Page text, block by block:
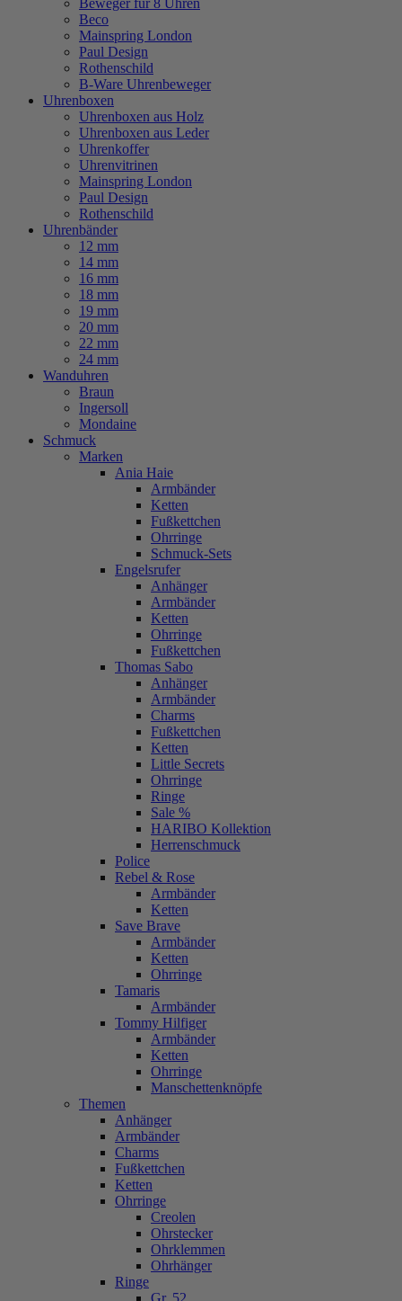
Beweger für 8 Uhren
Beco
Mainspring London
Paul Design
Rothenschild
B-Ware Uhrenbeweger
Uhrenboxen
Uhrenboxen aus Holz
Uhrenboxen aus Leder
Uhrenkoffer
Uhrenvitrinen
Mainspring London
Paul Design
Rothenschild
Uhrenbänder
12 mm
14 mm
16 mm
18 mm
19 mm
20 mm
22 mm
24 mm
Wanduhren
Braun
Ingersoll
Mondaine
Schmuck
Marken
Ania Haie
Armbänder
Ketten
Fußkettchen
Ohrringe
Schmuck-Sets
Engelsrufer
Anhänger
Armbänder
Ketten
Ohrringe
Fußkettchen
Thomas Sabo
Anhänger
Armbänder
Charms
Fußkettchen
Ketten
Little Secrets
Ohrringe
Ringe
Sale %
HARIBO Kollektion
Herrenschmuck
Police
Rebel & Rose
Armbänder
Ketten
Save Brave
Armbänder
Ketten
Ohrringe
Tamaris
Armbänder
Tommy Hilfiger
Armbänder
Ketten
Ohrringe
Manschettenknöpfe
Themen
Anhänger
Armbänder
Charms
Fußkettchen
Ketten
Ohrringe
Creolen
Ohrstecker
Ohrklemmen
Ohrhänger
Ringe
Gr. 52